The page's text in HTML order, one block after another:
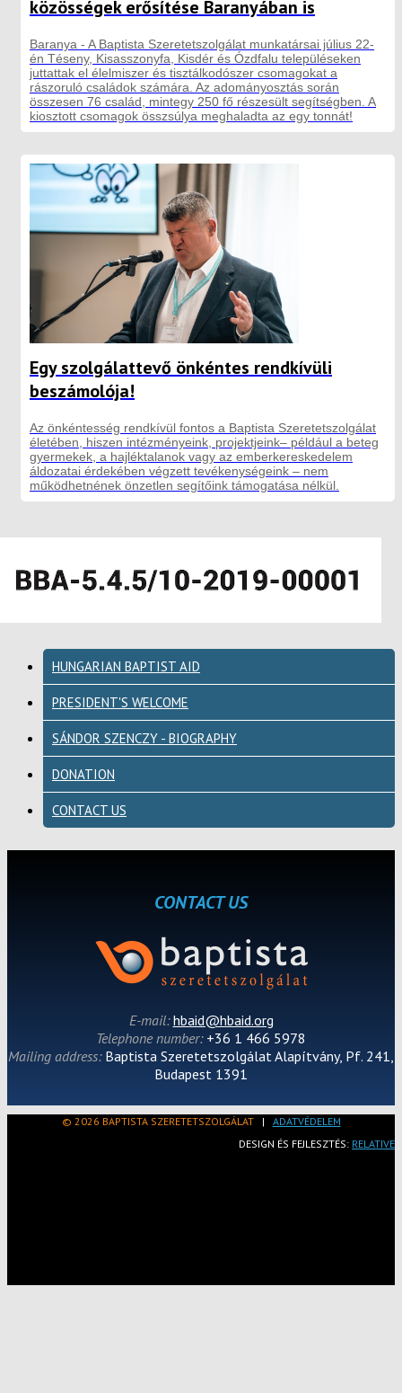
közösségek erősítése Baranyában is
Baranya - A Baptista Szeretetszolgálat munkatársai július 22-
én Téseny, Kisasszonyfa, Kisdér és Ózdfalu településeken
juttattak el élelmiszer és tisztálkodószer csomagokat a
rászoruló családok számára. Az adományosztás során
összesen 76 család, mintegy 250 fő részesült segítségben. A
kiosztott csomagok összsúlya meghaladta az egy tonnát!
Egy szolgálattevő önkéntes rendkívüli
beszámolója!
Az önkéntesség rendkívül fontos a Baptista Szeretetszolgálat
életében, hiszen intézményeink, projektjeink– például a beteg
gyermekek, a hajléktalanok vagy az emberkereskedelem
áldozatai érdekében végzett tevékenységeink – nem
működhetnének önzetlen segítőink támogatása nélkül.
HUNGARIAN BAPTIST AID
PRESIDENT'S WELCOME
SÁNDOR SZENCZY - BIOGRAPHY
DONATION
CONTACT US
CONTACT US
E-mail:hbaid@hbaid.org
Telephone number: +36 1 466 5978
Mailing address: Baptista Szeretetszolgálat Alapítvány, Pf. 241,
Budapest 1391
© 2026 BAPTISTA SZERETETSZOLGÁLAT| ADATVÉDELEM
DESIGN ÉS FEJLESZTÉS: RELATIVE